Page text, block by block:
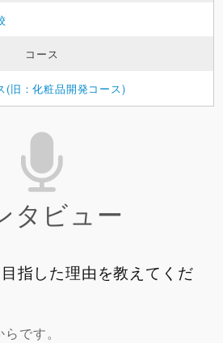
コース
(旧：化粧品開発コース)
タビュー
指した理由を教えてくだ
です。